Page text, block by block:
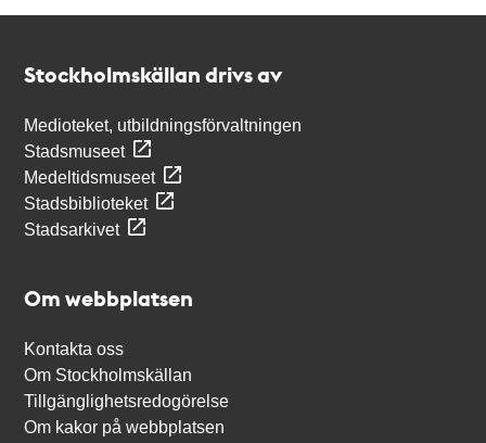
Stockholmskällan drivs av
Medioteket, utbildningsförvaltningen
Stadsmuseet
Medeltidsmuseet
Stadsbiblioteket
Stadsarkivet
Om webbplatsen
Kontakta oss
Om Stockholmskällan
Tillgänglighetsredogörelse
Om kakor på webbplatsen